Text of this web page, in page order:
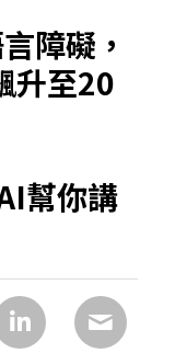
障礙，
升至20
幫你講